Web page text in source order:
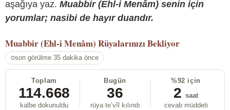
aşağıya yaz. Muabbir (Ehl-i Menâm) senin için
yorumlar; nasibi de hayır duandır.
Muabbir (Ehl-i Menâm) Rüyalarınızı Bekliyor
son görülme 35 dakika önce
Toplam
114.668
kalbe dokunuldu
Bugün
36
rüya te’vîl kılındı
%92 için
2 saat
cevab müddeti